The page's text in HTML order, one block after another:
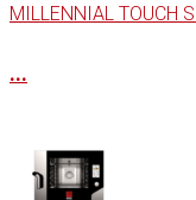
MILLENNIAL TOUCH
...